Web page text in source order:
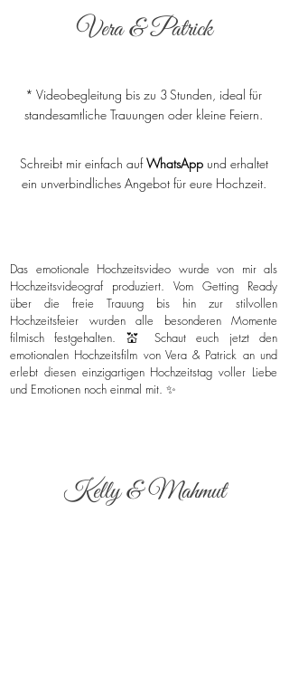
Vera & Patrick
* Videobegleitung bis zu 3 Stunden, ideal für
standesamtliche Trauungen oder kleine Feiern.
Schreibt mir einfach aufWhatsAppund erhaltet
ein unverbindliches Angebot für eure Hochzeit.
Das emotionale Hochzeitsvideo wurde von mir als
Hochzeitsvideograf produziert. Vom Getting Ready
über die freie Trauung bis hin zur stilvollen
Hochzeitsfeier wurden alle besonderen Momente
filmisch festgehalten. 💒 Schaut euch jetzt den
emotionalen Hochzeitsfilm von Vera & Patrick an und
erlebt diesen einzigartigen Hochzeitstag voller Liebe
und Emotionen noch einmal mit. ✨
Kelly & Mahmut